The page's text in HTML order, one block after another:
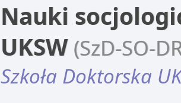
Nauki
UKSW (SzD-SO-
Szkoła Doktorska